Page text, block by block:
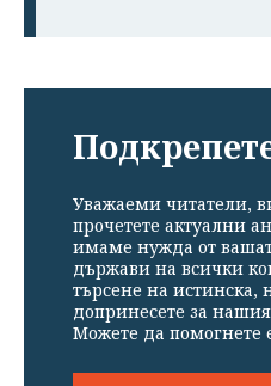
Уважаеми читатели,
прочетете актуални
имаме нужда от
държави на всички
търсене на истинска,
допринесете за
Можете да помогнете